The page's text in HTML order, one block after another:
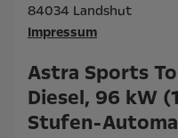
Astra Sports
Diesel, 96 kW
Stufen-
84034 Landshut
Impressum